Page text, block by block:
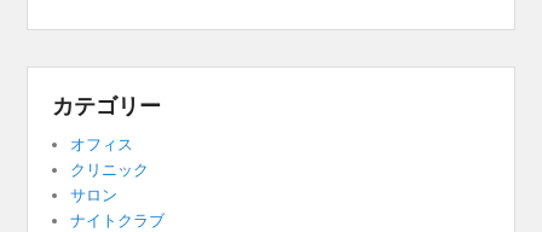
カテゴリー
オフィス
クリニック
サロン
ナイトクラブ